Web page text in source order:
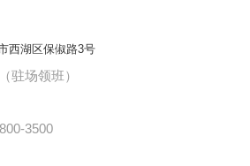
西湖区保俶路3号
驻场领班）
3500